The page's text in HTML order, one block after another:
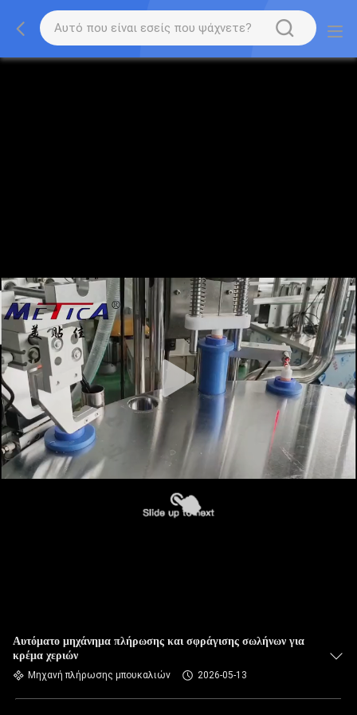
Αυτόματο μηχάνημα πλήρωσης και σφράγισης σωλήνων για
κρέμα χεριών
Μηχανή πλήρωσης μπουκαλιών 2026-05-13